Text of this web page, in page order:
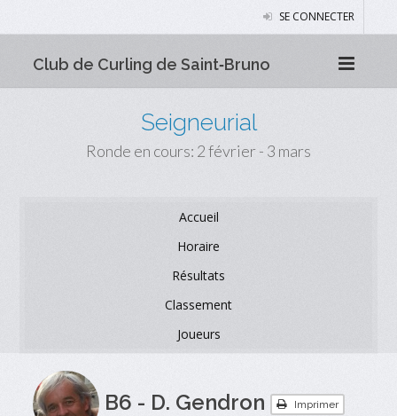
SE CONNECTER
Club de Curling de Saint‑Bruno
Seigneurial
Ronde en cours: 2 février - 3 mars
Accueil
Horaire
Résultats
Classement
Joueurs
B6 - D. Gendron Imprimer